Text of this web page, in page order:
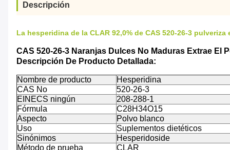
Descripción
La hesperidina de la CLAR 92,0% de CAS 520-26-3
CAS 520-26-3 Naranjas Dulces No Maduras Extrae El
Descripción De Producto Detallada:
Nombre de producto
Hesperidina
CAS No
520-26-3
EINECS ningún
208-288-1
Fórmula
C28H34O15
Aspecto
Polvo blanco
Uso
Suplementos dietéticos
Sinónimos
Hesperidoside
Método de prueba
CLAR